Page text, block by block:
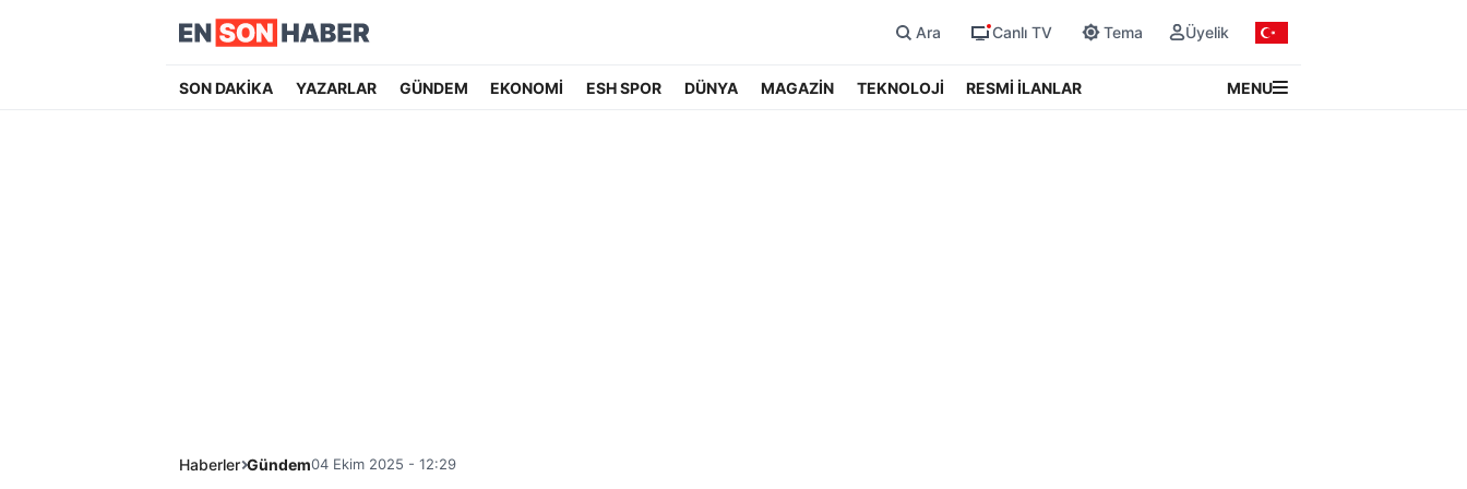
Ara Canlı TV Tema Üyelik
SON DAKİKA YAZARLAR GÜNDEM EKONOMİ ESH SPOR DÜNYA MAGAZİN TEKNOLOJİ RESMİ İLANLAR MENU
Haberler Gündem04 Ekim 2025 - 12:29